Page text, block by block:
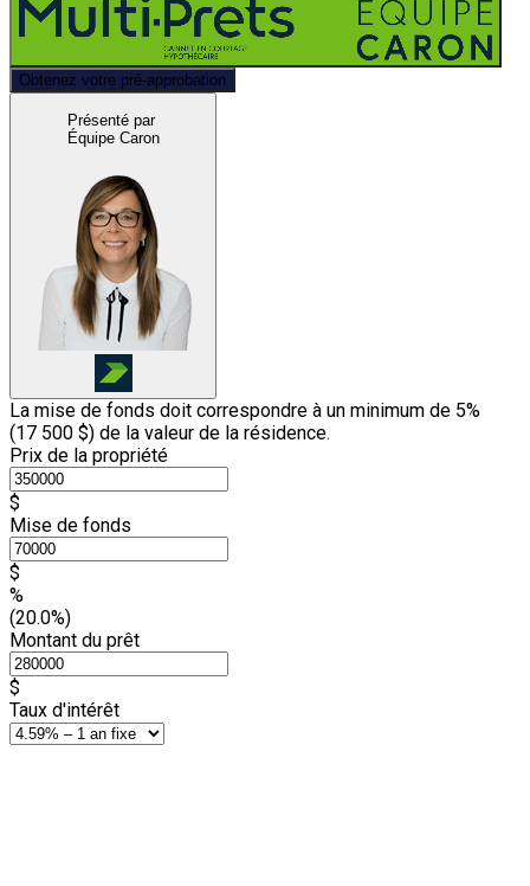
Obtenez votre pré-approbation
Présenté par
Équipe Caron
La mise de fonds doit correspondre à un minimum de 5%
(17 500 $) de la valeur de la résidence.
Prix de la propriété
$
Mise de fonds
$
%
(20.0%)
Montant du prêt
$
Taux d'intérêt